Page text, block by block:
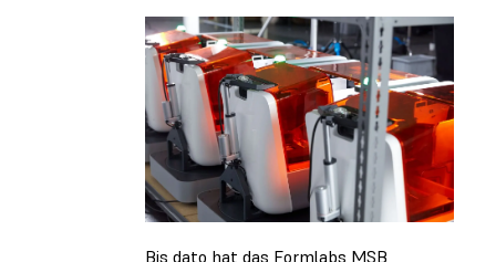
Bis dato hat das Formlabs MSB